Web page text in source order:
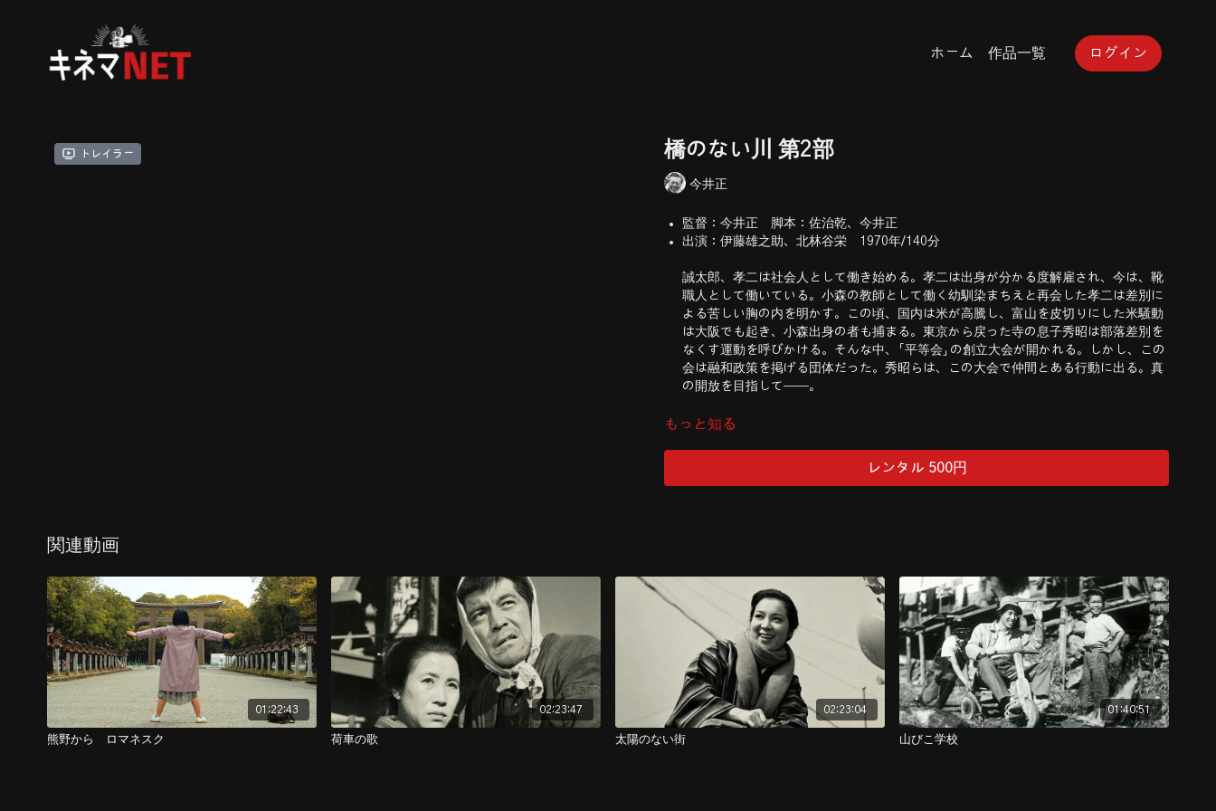
ホーム 作品一覧 ログイン
トレイラー 橋のない川 第2部
今井正
監督：今井正 脚本：佐治乾、今井正
出演：伊藤雄之助、北林谷栄 1970年/140分
誠太郎、孝二は社会人として働き始める。孝二は出身が分かる度解雇され、今は、靴
職人として働いている。小森の教師として働く幼馴染まちえと再会した孝二は差別に
よる苦しい胸の内を明かす。この頃、国内は米が高騰し、富山を皮切りにした米騒動
は大阪でも起き、小森出身の者も捕まる。東京から戻った寺の息子秀昭は部落差別を
なくす運動を呼びかける。そんな中、「平等会」の創立大会が開かれる。しかし、この
会は融和政策を掲げる団体だった。秀昭らは、この大会で仲間とある行動に出る。真
の開放を目指して──。
※本編終了後に特典映像がございます。
もっと知る
レンタル 500円
関連動画
01:22:43
熊野から ロマネスク
02:23:47
荷車の歌
02:23:04
太陽のない街
01:40:51
山びこ学校